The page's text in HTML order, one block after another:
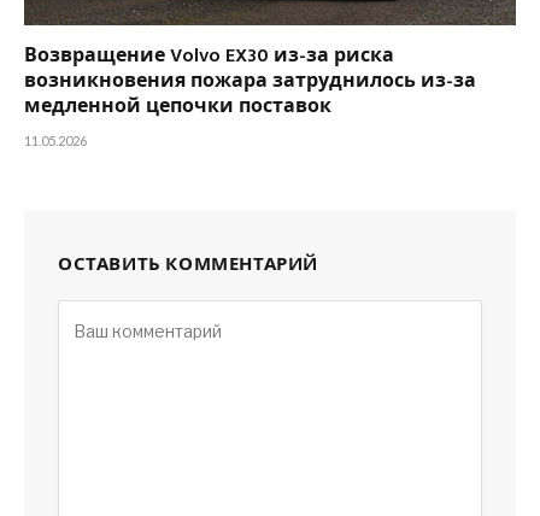
Возвращение Volvo EX30 из-за риска
возникновения пожара затруднилось из-за
медленной цепочки поставок
11.05.2026
ОСТАВИТЬ КОММЕНТАРИЙ